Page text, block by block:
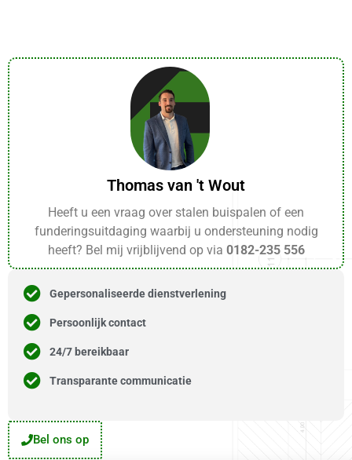
Thomas van 't Wout
Heeft u een vraag over stalen buispalen of een
funderingsuitdaging waarbij u ondersteuning nodig
heeft? Bel mij vrijblijvend op via 0182-235 556
Gepersonaliseerde dienstverlening
Persoonlijk contact
24/7 bereikbaar
Transparante communicatie
Bel ons op